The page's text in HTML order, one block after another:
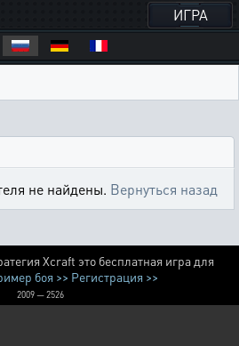
ИГРА
не найдены. Вернуться назад
Xcraft это бесплатная игра для
боя >> Регистрация >>
2009 — 2526